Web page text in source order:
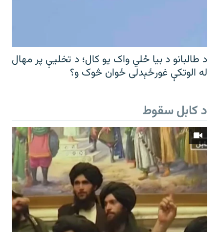
د طالبانو د بیا ځلي واک یو کال؛ د تخلیې پر مهال
له الوتکې غورځېدلی ځوان څوک و؟
د کابل سقوط